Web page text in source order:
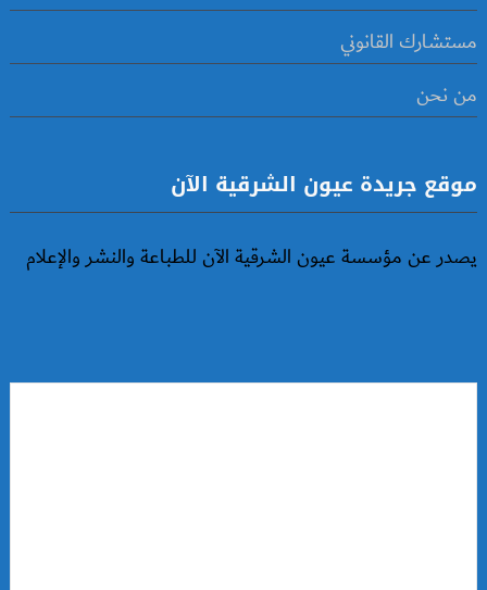
مستشارك القانوني
من نحن
موقع جريدة عيون الشرقية الآن
يصدر عن مؤسسة عيون الشرقية الآن للطباعة والنشر والإعلام